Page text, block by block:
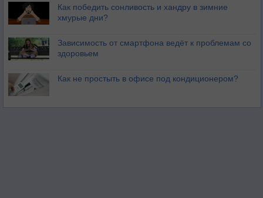
Как победить сонливость и хандру в зимние
хмурые дни?
Зависимость от смартфона ведёт к проблемам со
здоровьем
Как не простыть в офисе под кондиционером?